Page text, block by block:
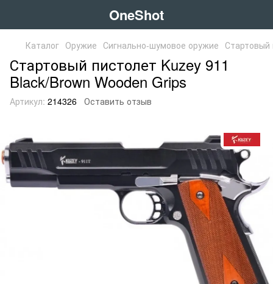
OneShot
Каталог Оружие Сигнально-шумовое оружие Стартовый
Стартовый пистолет Kuzey 911
Black/Brown Wooden Grips
Артикул: 214326 Оставить отзыв